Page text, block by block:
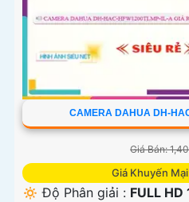
CAMERA DAHUA DH-
Giá Bán:
Giá Khuyến
🔅 Độ Phân giải : FULL HD